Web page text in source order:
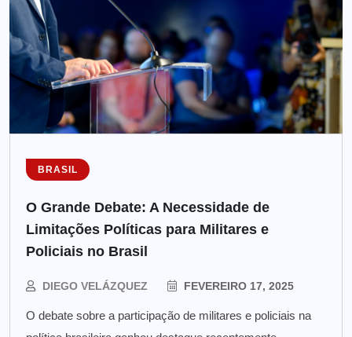
BRASIL
O Grande Debate: A Necessidade de
Limitações Políticas para Militares e
Policiais no Brasil
DIEGO VELÁZQUEZ FEVEREIRO 17, 2025
O debate sobre a participação de militares e policiais na